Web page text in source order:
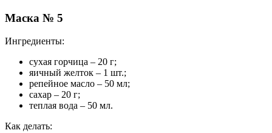
Маска № 5
Ингредиенты:
сухая горчица – 20 г;
яичный желток – 1 шт.;
репейное масло – 50 мл;
сахар – 20 г;
теплая вода – 50 мл.
Как делать: